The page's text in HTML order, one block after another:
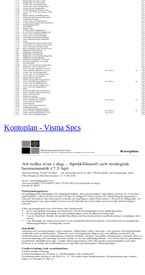
Kontoplan - Visma Spcs